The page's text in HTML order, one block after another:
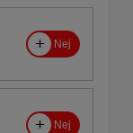
Nej
Nej